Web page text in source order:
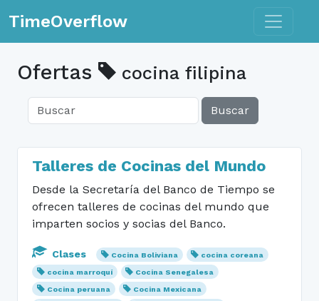
TimeOverflow Toggle
Ofertas cocina filipina
Buscar
Talleres de Cocinas del Mundo
Desde la Secretaría del Banco de Tiempo se
ofrecen talleres de cocinas del mundo que
imparten socios y socias del Banco.
Clases Cocina Boliviana
cocina coreana
cocina marroquí
Cocina Senegalesa
Cocina peruana
Cocina Mexicana